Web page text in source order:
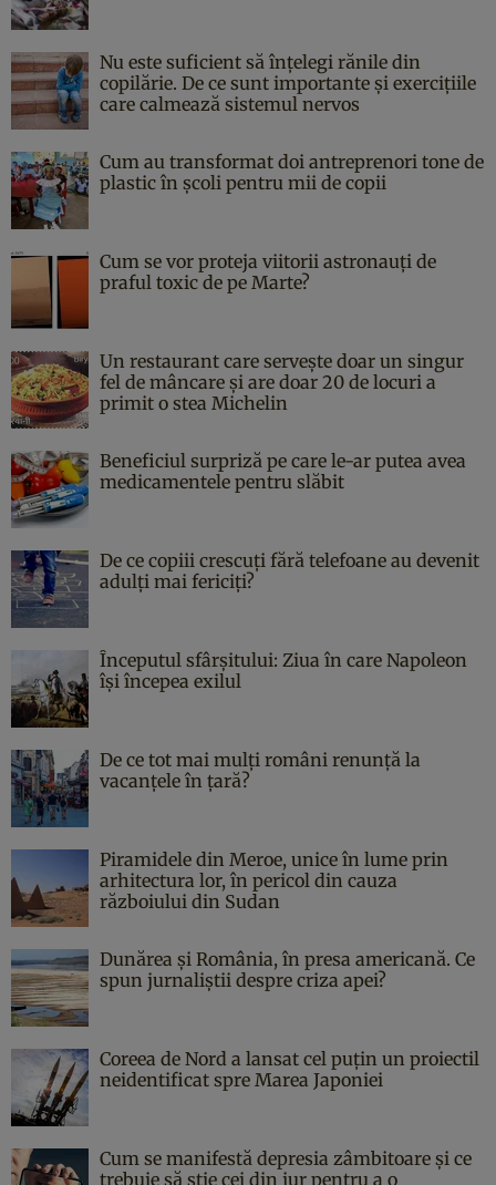
Nu este suficient să înțelegi rănile din
copilărie. De ce sunt importante și exercițiile
care calmează sistemul nervos
Cum au transformat doi antreprenori tone de
plastic în școli pentru mii de copii
Cum se vor proteja viitorii astronauți de
praful toxic de pe Marte?
Un restaurant care servește doar un singur
fel de mâncare și are doar 20 de locuri a
primit o stea Michelin
Beneficiul surpriză pe care le-ar putea avea
medicamentele pentru slăbit
De ce copiii crescuți fără telefoane au devenit
adulți mai fericiți?
Începutul sfârşitului: Ziua în care Napoleon
îşi începea exilul
De ce tot mai mulți români renunță la
vacanțele în țară?
Piramidele din Meroe, unice în lume prin
arhitectura lor, în pericol din cauza
războiului din Sudan
Dunărea și România, în presa americană. Ce
spun jurnaliștii despre criza apei?
Coreea de Nord a lansat cel puțin un proiectil
neidentificat spre Marea Japoniei
Cum se manifestă depresia zâmbitoare și ce
trebuie să știe cei din jur pentru a o